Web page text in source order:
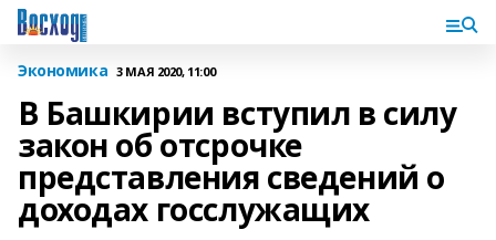
Экономика 3 МАЯ 2020, 11:00
В Башкирии вступил в силу
закон об отсрочке
представления сведений о
доходах госслужащих